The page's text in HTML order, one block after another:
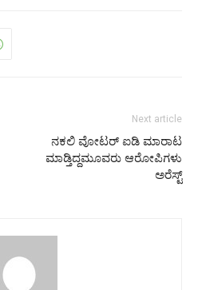
Next article
ನಕಲಿ ವೋಟರ್ ಐಡಿ‌ ಮಾರಾಟ
ಮಾಡ್ತಿದ್ದಮೂವರು ಆರೋಪಿಗಳು
ಅರೆಸ್ಟ್